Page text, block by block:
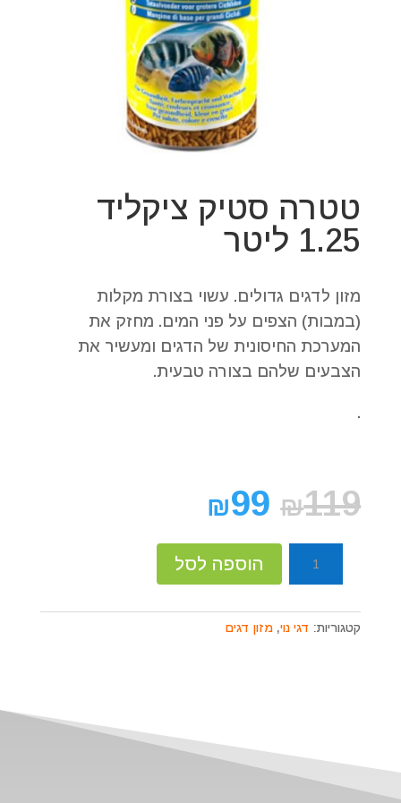
טטרה סטיק ציקליד
1.25 ליטר
מזון לדגים גדולים. עשוי בצורת מקלות
(במבות) הצפים על פני המים. מחזק את
המערכת החיסונית של הדגים ומעשיר את
הצבעים שלהם בצורה טבעית.
.
₪119
₪99
סטיק
הוספה לסל
קטגוריות: דגי נוי, מזון דגים